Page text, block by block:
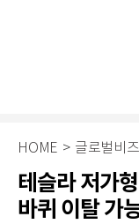
HOME > 글로벌비즈
테슬라 저가
바퀴 이탈 가